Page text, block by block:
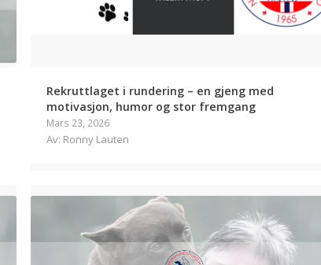
Rekruttlaget i rundering – en gjeng med
motivasjon, humor og stor fremgang
Mars 23, 2026
Av: Ronny Lauten